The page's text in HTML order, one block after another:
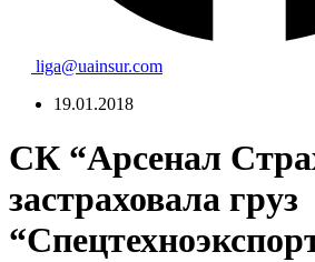
liga@uainsur.com
19.01.2018
СК “Арсенал
застраховала груз